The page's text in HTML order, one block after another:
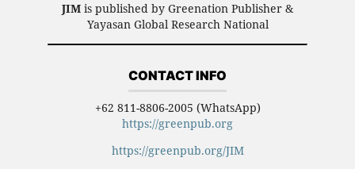
JIM is published by Greenation Publisher &
Yayasan Global Research National
CONTACT INFO
+62 811-8806-2005 (WhatsApp)
https://greenpub.org
https://greenpub.org/JIM